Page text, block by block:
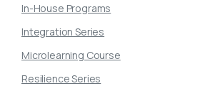
In-House Programs
Integration Series
Microlearning Course
Resilience Series